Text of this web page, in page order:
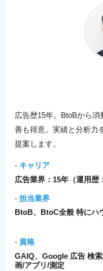
広告歴15年。BtoBから
善も得意。実績と分析力
提案します。
- キャリア
広告業界：15年（運用歴
- 担当業界
BtoB、BtoC全般 特にハ
- 資格
GAIQ、Google 広告 検
画/アプリ/測定